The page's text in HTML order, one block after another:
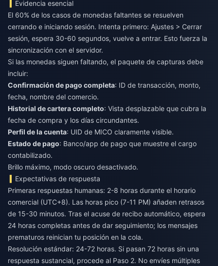
Evidencia esencial
El 60% de los casos de monedas faltantes se resuelven
cerrando e iniciando sesión. Intenta primero: Ajustes > Cerrar
sesión, espera 30-60 segundos, vuelve a entrar. Esto fuerza la
sincronización con el servidor.
Si las monedas siguen faltando, el paquete de capturas debe
incluir:
Confirmación de pago completa: ID de transacción, monto,
fecha, nombre del comercio.
Historial de cartera completo: Vista desplazable que cubra la
fecha de compra y los días circundantes.
Perfil de la cuenta: UID de MICO claramente visible.
Estado de pago: Banco/app de pago que muestre el cargo
contabilizado.
Brillo máximo, modo oscuro desactivado.
Expectativas de respuesta
Primeras respuestas humanas: 2-8 horas durante el horario
comercial (UTC+8). Las horas pico (7-11 PM) añaden retrasos
de 15-30 minutos. Tras el acuse de recibo automático, espera
24 horas completas antes de dar seguimiento; los mensajes
prematuros reinician tu posición en la cola.
Resolución estándar: 24-72 horas. Si pasan 72 horas sin una
respuesta sustancial, procede al Paso 2. No envíes múltiples